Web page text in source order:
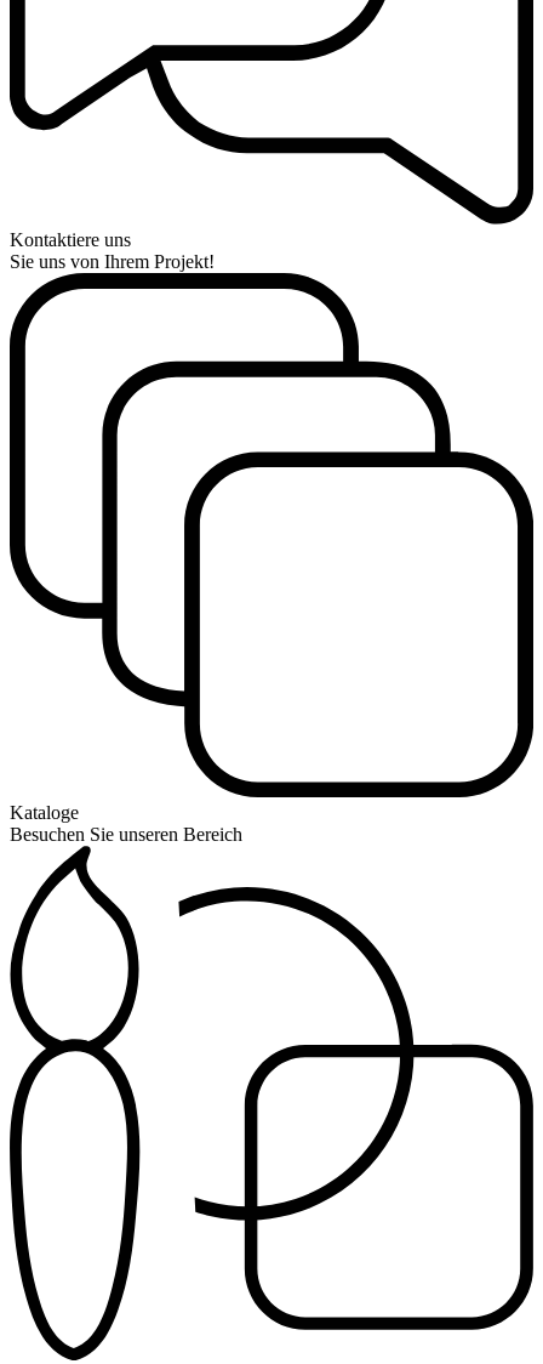
Kontaktiere uns
Sie uns von Ihrem Projekt!
Kataloge
Besuchen Sie unseren Bereich